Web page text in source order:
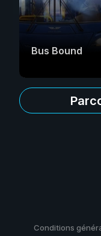
Bus Bound
Conditions